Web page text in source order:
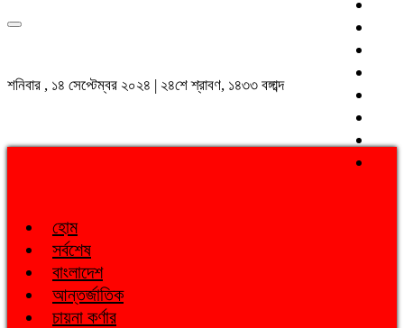
শনিবার , ১৪ সেপ্টেম্বর ২০২৪ | ২৪শে শ্রাবণ, ১৪৩৩ বঙ্গাব্দ
হোম
সর্বশেষ
বাংলাদেশ
আন্তর্জাতিক
চায়না কর্ণার